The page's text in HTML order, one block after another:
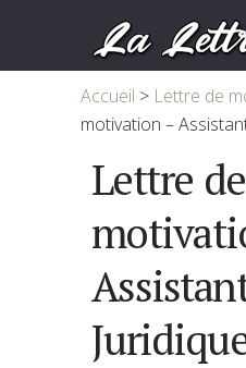
Accueil > Lettre de
motivation –
Lettre de